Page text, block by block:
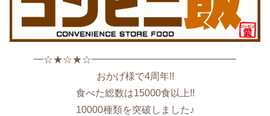
━☆★☆★☆━━━━━━━━━━━━━━━
おかげ様で4周年!!
食べた総数は15000食以上!!
10000種類を突破しました♪